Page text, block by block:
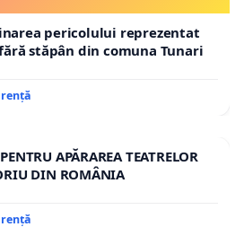
pericolului reprezentat
stăpân din comuna Tunari
APĂRAREA TEATRELOR
DIN ROMÂNIA